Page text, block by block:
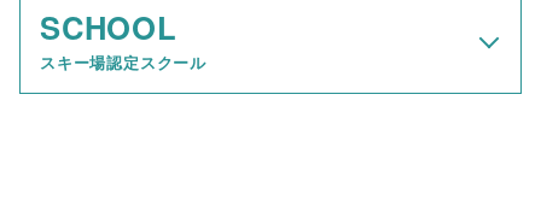
SCHOOL
スキー場認定スクール